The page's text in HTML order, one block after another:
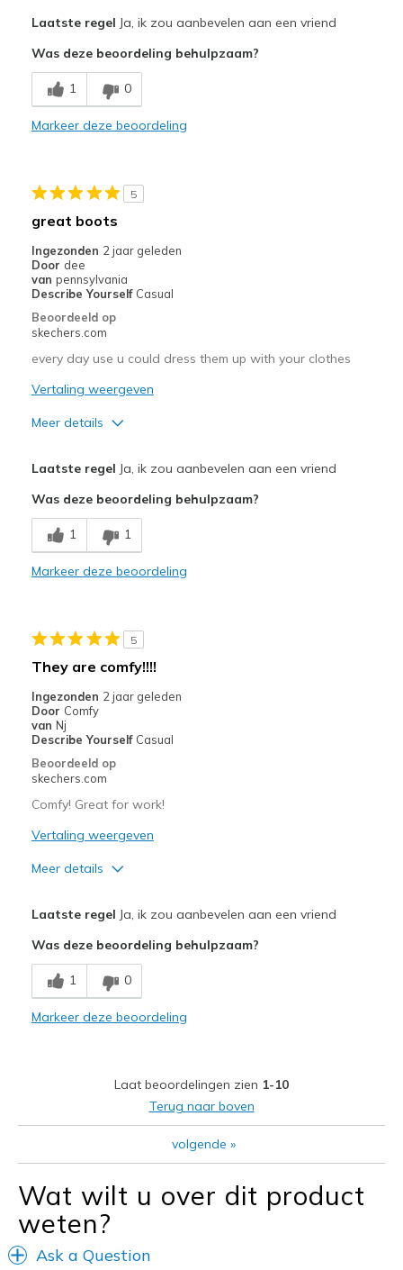
Comfortable
Durable
Sizing
View On Shoes
Shoes are for Wearing
Laatste regel Ja, ik zou aanbevelen aan een vriend
Was deze beoordeling behulpzaam?
1 0
Markeer deze beoordeling
5
great boots
Ingezonden 2 jaar geleden
Door dee
van pennsylvania
Describe Yourself Casual
Beoordeeld op
skechers.com
every day use u could dress them up with your clothes
Vertaling weergeven
Meer details
Beste toepassingen
Casual Wear
Laatste regel Ja, ik zou aanbevelen aan een vriend
Was deze beoordeling behulpzaam?
1 1
Markeer deze beoordeling
5
They are comfy!!!!
Ingezonden 2 jaar geleden
Door Comfy
van Nj
Describe Yourself Casual
Beoordeeld op
skechers.com
Comfy! Great for work!
Vertaling weergeven
Meer details
Breathe Well
Comfortable
Beste toepassingen
Casual Wear
Going Out
Travel
Width
View On Shoes
Shoes are for Wearing
Laatste regel Ja, ik zou aanbevelen aan een vriend
Was deze beoordeling behulpzaam?
1 0
Markeer deze beoordeling
Laat beoordelingen zien 1-10
Terug naar boven
volgende »
Wat wilt u over dit product
weten?
Ask a Question